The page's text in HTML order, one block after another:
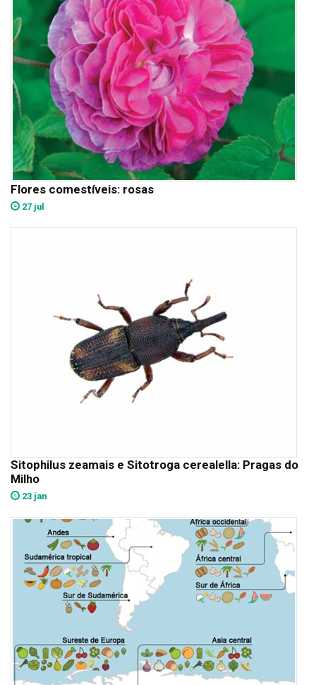
Flores comestíveis: rosas
27 jul
Sitophilus zeamais e Sitotroga cerealella: Pragas do
Milho
23 jan